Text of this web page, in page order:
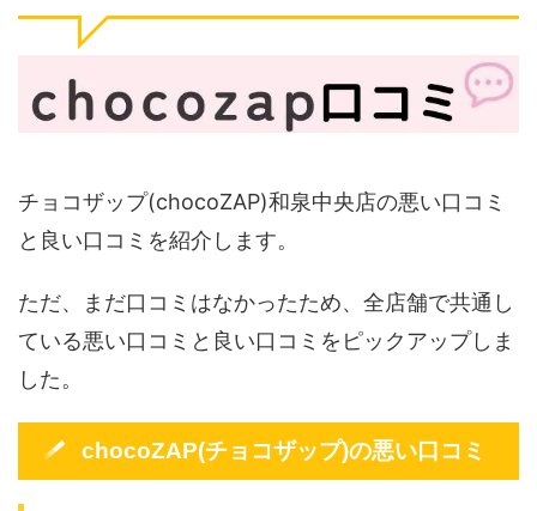
チョコザップ(chocoZAP)和泉中央店の悪い口コミ
と良い口コミを紹介します。
ただ、まだ口コミはなかったため、全店舗で共通し
ている悪い口コミと良い口コミをピックアップしま
した。
chocoZAP(チョコザップ)の悪い口コミ